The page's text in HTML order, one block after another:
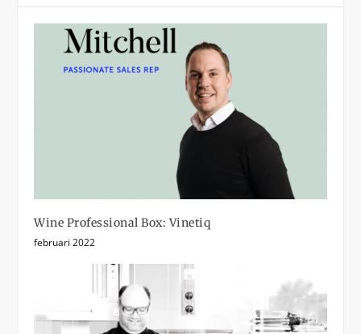
Wine Professional Box: Vinetiq
februari 2022